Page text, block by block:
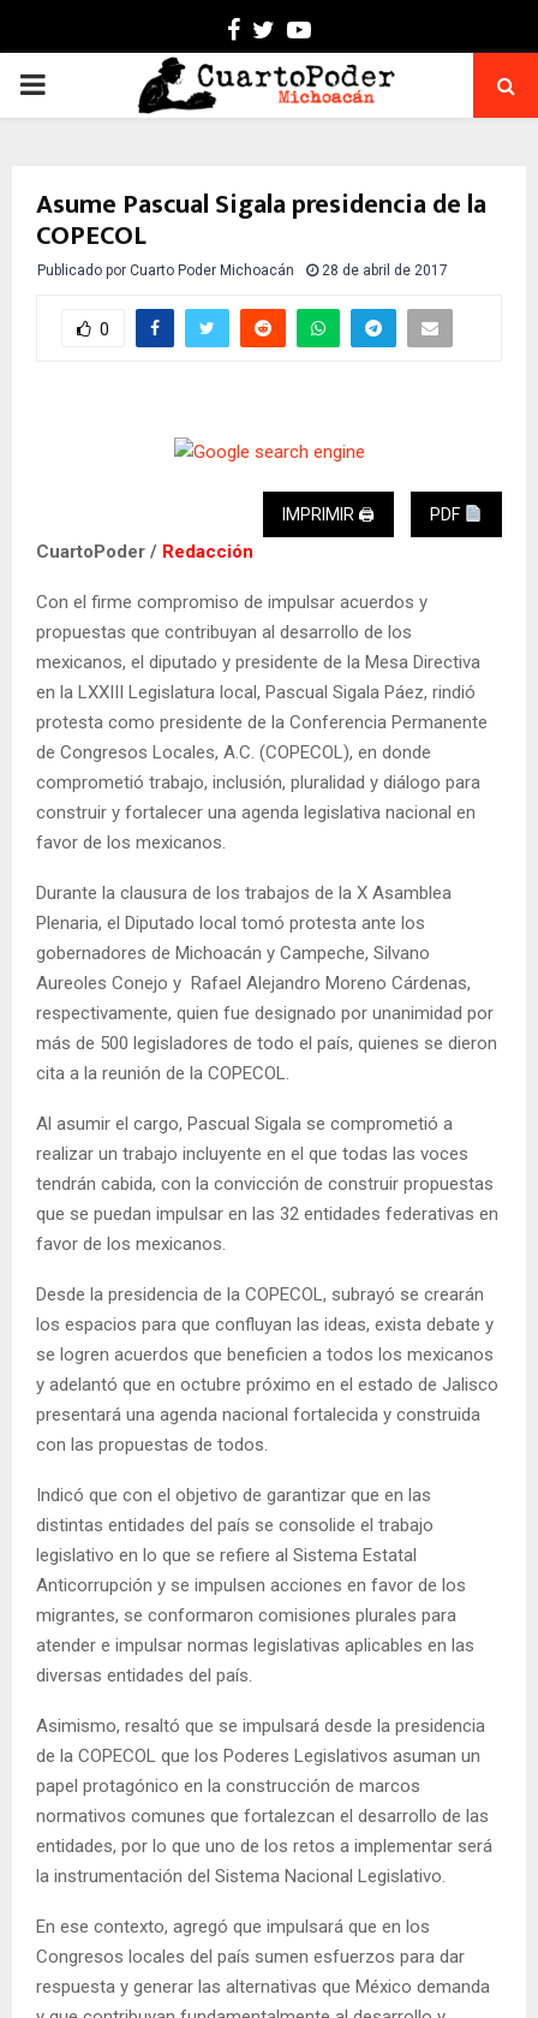
Facebook
TwitterYoutube
PRIMARY
Asume Pascual Sigala presidencia de la
COPECOL
Publicado por Cuarto Poder Michoacán 28 de abril de 2017
0
IMPRIMIR 🖨 PDF
CuartoPoder / Redacción
Con el firme compromiso de impulsar acuerdos y
propuestas que contribuyan al desarrollo de los
mexicanos, el diputado y presidente de la Mesa Directiva
en la LXXIII Legislatura local, Pascual Sigala Páez, rindió
protesta como presidente de la Conferencia Permanente
de Congresos Locales, A.C. (COPECOL), en donde
comprometió trabajo, inclusión, pluralidad y diálogo para
construir y fortalecer una agenda legislativa nacional en
favor de los mexicanos.
Durante la clausura de los trabajos de la X Asamblea
Plenaria, el Diputado local tomó protesta ante los
gobernadores de Michoacán y Campeche, Silvano
Aureoles Conejo y Rafael Alejandro Moreno Cárdenas,
respectivamente, quien fue designado por unanimidad por
más de 500 legisladores de todo el país, quienes se dieron
cita a la reunión de la COPECOL.
Al asumir el cargo, Pascual Sigala se comprometió a
realizar un trabajo incluyente en el que todas las voces
tendrán cabida, con la convicción de construir propuestas
que se puedan impulsar en las 32 entidades federativas en
favor de los mexicanos.
Desde la presidencia de la COPECOL, subrayó se crearán
los espacios para que confluyan las ideas, exista debate y
se logren acuerdos que beneficien a todos los mexicanos
y adelantó que en octubre próximo en el estado de Jalisco
presentará una agenda nacional fortalecida y construida
con las propuestas de todos.
Indicó que con el objetivo de garantizar que en las
distintas entidades del país se consolide el trabajo
legislativo en lo que se refiere al Sistema Estatal
Anticorrupción y se impulsen acciones en favor de los
migrantes, se conformaron comisiones plurales para
atender e impulsar normas legislativas aplicables en las
diversas entidades del país.
Asimismo, resaltó que se impulsará desde la presidencia
de la COPECOL que los Poderes Legislativos asuman un
papel protagónico en la construcción de marcos
normativos comunes que fortalezcan el desarrollo de las
entidades, por lo que uno de los retos a implementar será
la instrumentación del Sistema Nacional Legislativo.
En ese contexto, agregó que impulsará que en los
Congresos locales del país sumen esfuerzos para dar
respuesta y generar las alternativas que México demanda